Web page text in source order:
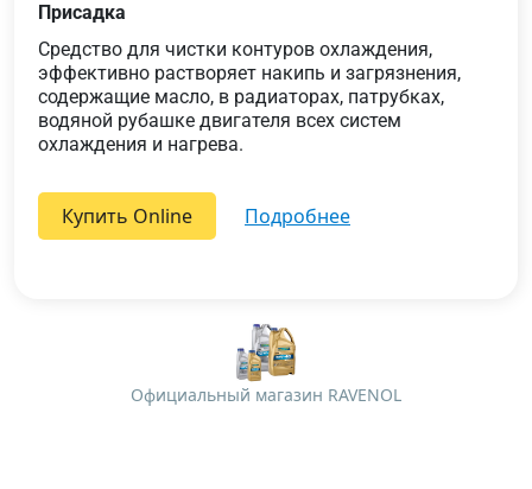
Присадка
Средство для чистки контуров охлаждения,
эффективно растворяет накипь и загрязнения,
содержащие масло, в радиаторах, патрубках,
водяной рубашке двигателя всех систем
охлаждения и нагрева.
Купить Online подробнее
Официальный магазин RAVENOL